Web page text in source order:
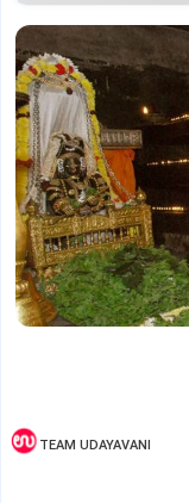
TEAM UDAYAVANI